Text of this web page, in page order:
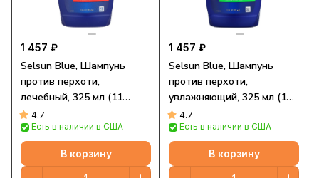
1 457 ₽
Selsun Blue, Шампунь
против перхоти,
лечебный, 325 мл (11
жидк. Унций)
4.7
Есть в наличии в США
В корзину
1 457 ₽
Selsun Blue, Шампунь
против перхоти,
увлажняющий, 325 мл (11
жидк. Унций)
4.7
Есть в наличии в США
В корзину